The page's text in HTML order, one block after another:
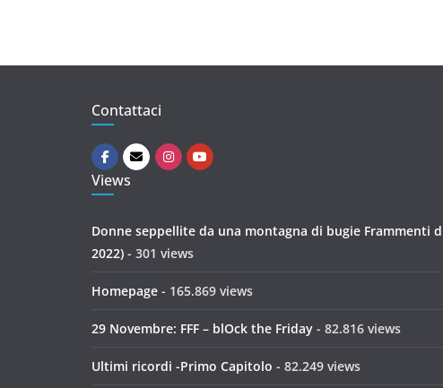
Contattaci
Views
Donne seppellite da una montagna di bugie Frammenti
2022) - 301 views
Homepage - 165.869 views
29 Novembre: FFF – blOck the Friday - 82.816 views
Ultimi ricordi -Primo Capitolo - 82.249 views